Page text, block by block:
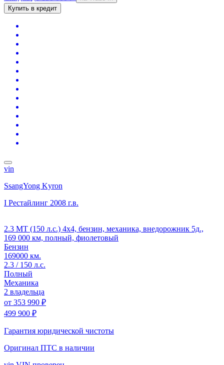
Купить в кредит
vin
SsangYong Kyron
I Рестайлинг 2008 г.в.
2.3 MT (150 л.с.) 4x4, бензин, механика, внедорожник 5д.,
169 000 км, полный, фиолетовый
Бензин
169000 км.
2.3 / 150 л.с.
Полный
Механика
2 владельца
от 353 990 ₽
499 900 ₽
Гарантия юридической чистоты
Оригинал ПТС в наличии